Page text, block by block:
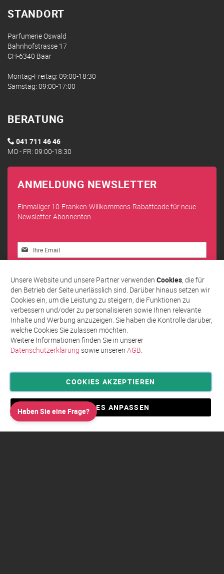
STANDORT
Parfumerie Oswald
Bahnhofstrasse 17
CH-6340 Baar
Montag-Freitag: 09:00-18:30
Samstag: 09:00-17:00
BERATUNG
041 711 46 46
MO - FR: 09:00-18:30
ANMELDUNG NEWSLETTER
Einmaliger 10-Franken-Willkommens-Rabattcode für neue
Newsletter-Abonnenten.
Melden
Sie
unseren
Newsletter
an:
Abonnieren
Privatsphäre und Datenschutz
Allgemeine Geschäftsbedingungen AGB
Impressum
Haben Sie eine Frage?
Unsere Website und unsere Partner verwenden Cookies, die für
den Betrieb der Seite unerlässlich sind. Darüber hinaus setzen wir
Cookies ein, um die Leistung zu steigern, die Funktionen zu
verbessern und/oder zu personalisieren sowie Ihnen relevante
Inhalte und Werbung anzuzeigen. Sie haben die Kontrolle darüber,
welche Cookies Sie zulassen möchten.
Weitere Informationen finden Sie in unserer
Datenschutzerklärung sowie unseren AGB.
COOKIES AKZEPTIEREN
COOKIES ANPASSEN